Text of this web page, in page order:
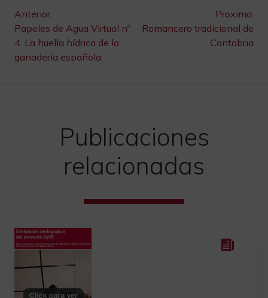
Navegación
de
Anterior:
Papeles de Agua Virtual nº
4: La huella hídrica de la
ganadería española
Proxima:
Romancero tradicional de
Cantabria
Publicaciones
relacionadas